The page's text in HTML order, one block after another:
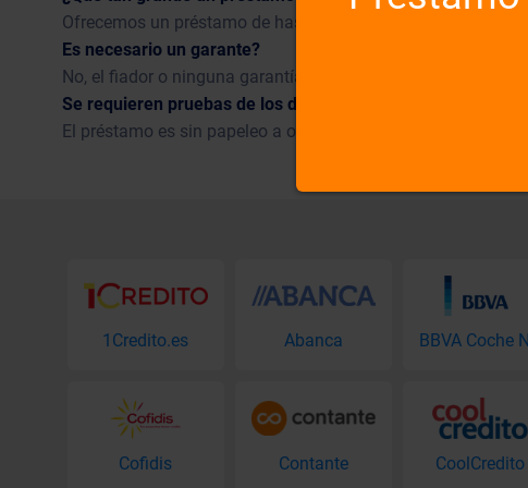
Ofrecemos un préstamo de hasta 300 € con vencimiento a
Es necesario un garante?
No, el fiador o ninguna garantía de que no es necesario.
Se requieren pruebas de los documentos?
El préstamo es sin papeleo a organizar todo de forma
1Credito.es Abanca
Cofidis Contante CoolCredito